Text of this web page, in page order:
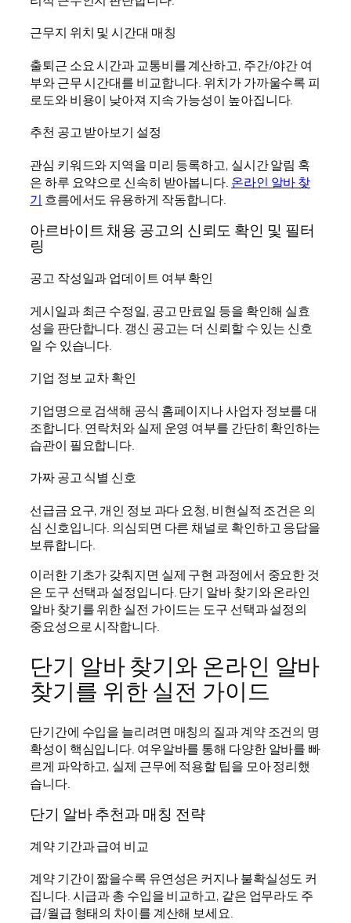
근무지 위치 및 시간대 매칭
출퇴근 소요 시간과 교통비를 계산하고, 주간/야간 여
부와 근무 시간대를 비교합니다. 위치가 가까울수록 피
로도와 비용이 낮아져 지속 가능성이 높아집니다.
추천 공고 받아보기 설정
관심 키워드와 지역을 미리 등록하고, 실시간 알림 혹
은 하루 요약으로 신속히 받아봅니다. 온라인 알바 찾
기 흐름에서도 유용하게 작동합니다.
아르바이트 채용 공고의 신뢰도 확인 및 필터
링
공고 작성일과 업데이트 여부 확인
게시일과 최근 수정일, 공고 만료일 등을 확인해 실효
성을 판단합니다. 갱신 공고는 더 신뢰할 수 있는 신호
일 수 있습니다.
기업 정보 교차 확인
기업명으로 검색해 공식 홈페이지나 사업자 정보를 대
조합니다. 연락처와 실제 운영 여부를 간단히 확인하는
습관이 필요합니다.
가짜 공고 식별 신호
선급금 요구, 개인 정보 과다 요청, 비현실적 조건은 의
심 신호입니다. 의심되면 다른 채널로 확인하고 응답을
보류합니다.
이러한 기초가 갖춰지면 실제 구현 과정에서 중요한 것
은 도구 선택과 설정입니다. 단기 알바 찾기와 온라인
알바 찾기를 위한 실전 가이드는 도구 선택과 설정의
중요성으로 시작합니다.
단기 알바 찾기와 온라인 알바
찾기를 위한 실전 가이드
단기간에 수입을 늘리려면 매칭의 질과 계약 조건의 명
확성이 핵심입니다. 여우알바를 통해 다양한 알바를 빠
르게 파악하고, 실제 근무에 적용할 팁을 모아 정리했
습니다.
단기 알바 추천과 매칭 전략
계약 기간과 급여 비교
계약 기간이 짧을수록 유연성은 커지나 불확실성도 커
집니다. 시급과 총 수입을 비교하고, 같은 업무라도 주
급/월급 형태의 차이를 계산해 보세요.